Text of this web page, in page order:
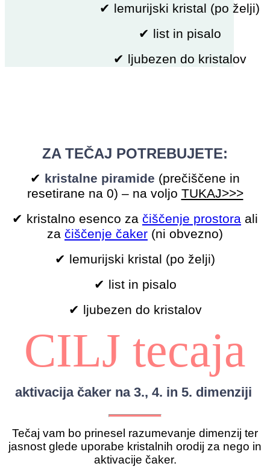
✔ lemurijski kristal (po želji)
✔ list in pisalo
✔ ljubezen do kristalov
ZA TEČAJ POTREBUJETE:
✔ kristalne piramide (prečiščene in
resetirane na 0) – na voljo TUKAJ>>>
✔ kristalno esenco za čiščenje prostora ali
za čiščenje čaker (ni obvezno)
✔ lemurijski kristal (po želji)
✔ list in pisalo
✔ ljubezen do kristalov
CILJ tecaja
aktivacija čaker na 3., 4. in 5. dimenziji
Tečaj vam bo prinesel razumevanje dimenzij ter
jasnost glede uporabe kristalnih orodij za nego in
aktivacije čaker.